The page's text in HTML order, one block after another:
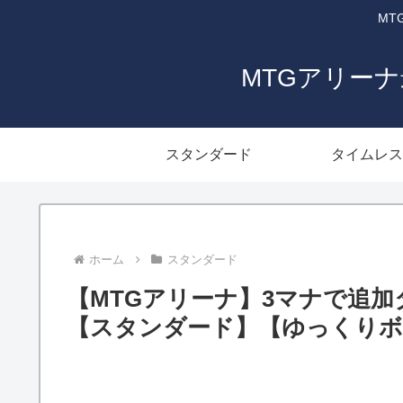
MTGアリー
スタンダード タイムレス
ホーム スタンダード
【MTGアリーナ】3マナで追
【スタンダード】【ゆっくり